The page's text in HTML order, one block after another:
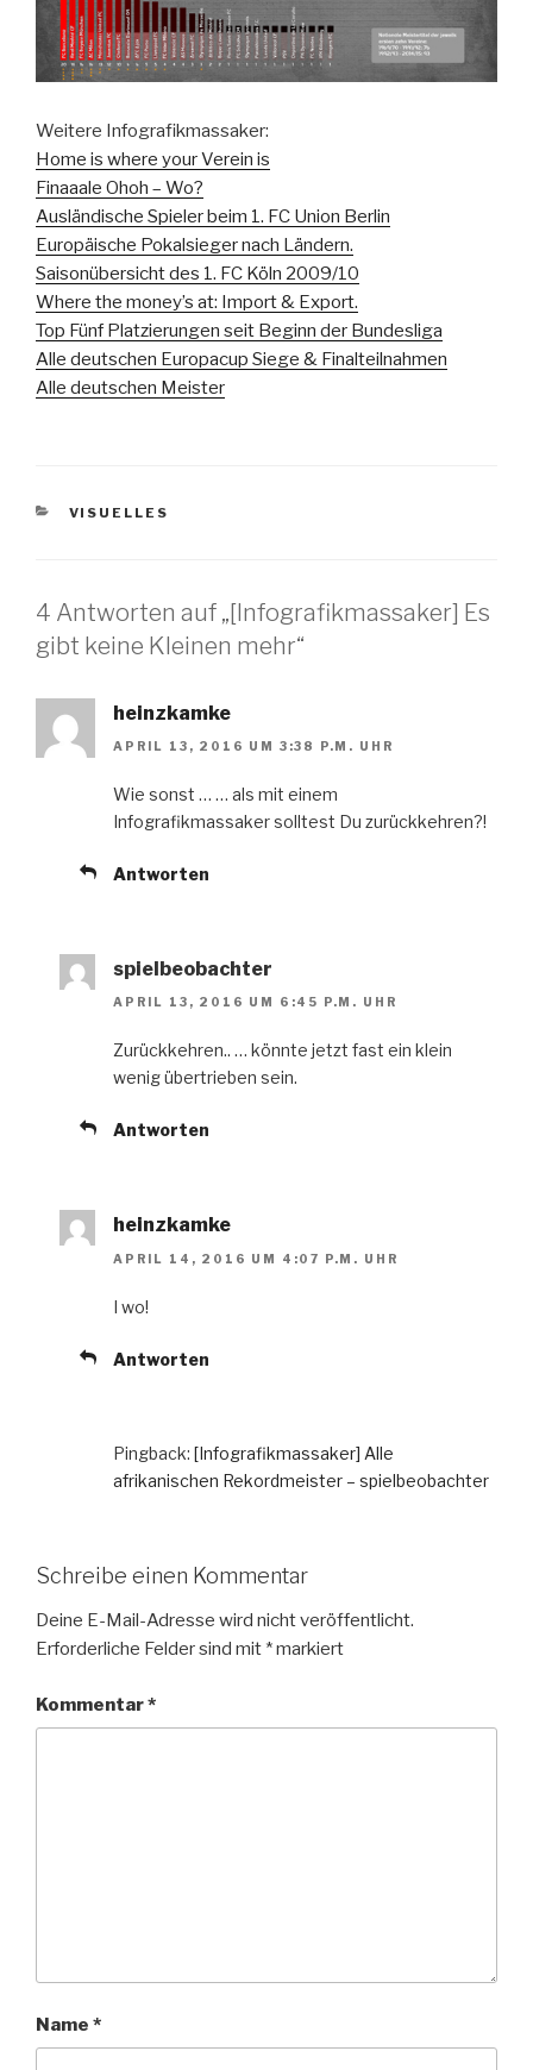
Weitere Infografikmassaker:
Home is where your Verein is
Finaaale Ohoh – Wo?
Ausländische Spieler beim 1. FC Union Berlin
Europäische Pokalsieger nach Ländern.
Saisonübersicht des 1. FC Köln 2009/10
Where the money’s at: Import & Export.
Top Fünf Platzierungen seit Beginn der Bundesliga
Alle deutschen Europacup Siege & Finalteilnahmen
Alle deutschen Meister
KATEGORIEN
VISUELLES
4 Antworten auf „[Infografikmassaker] Es
gibt keine Kleinen mehr“
heinzkamke
APRIL 13, 2016 UM 3:38 P.M. UHR
Wie sonst … … als mit einem
Infografikmassaker solltest Du zurückkehren?!
Antworten
spielbeobachter
APRIL 13, 2016 UM 6:45 P.M. UHR
Zurückkehren.. … könnte jetzt fast ein klein
wenig übertrieben sein.
Antworten
heinzkamke
APRIL 14, 2016 UM 4:07 P.M. UHR
I wo!
Antworten
Pingback: [Infografikmassaker] Alle
afrikanischen Rekordmeister – spielbeobachter
Schreibe einen Kommentar
Deine E-Mail-Adresse wird nicht veröffentlicht.
Erforderliche Felder sind mit *markiert
Kommentar*
Name *